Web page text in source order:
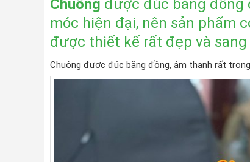
Chuông được đúc bằng đồng
móc hiện đại, nên sản phẩm
được thiết kế rất đẹp và
Chuông được đúc bằng đồng, âm thanh rất